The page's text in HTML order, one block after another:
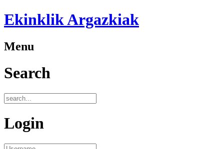
Ekinklik Argazkiak
Menu
Search
Login